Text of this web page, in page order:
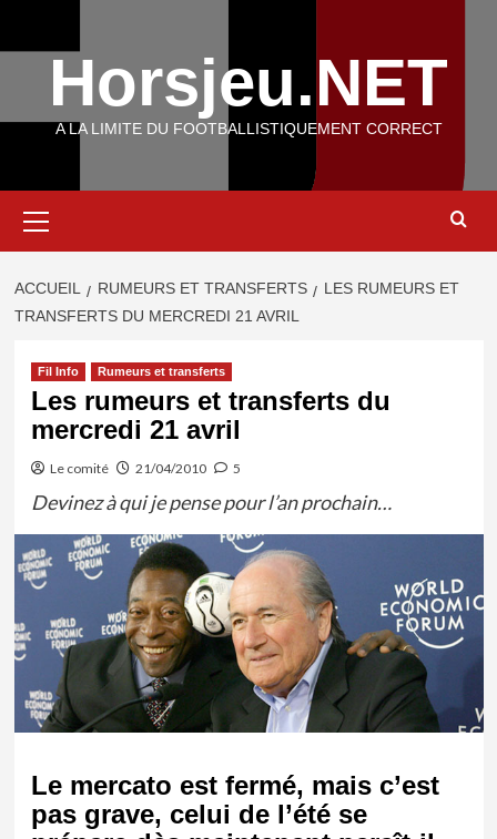
Horsjeu.NET
A LA LIMITE DU FOOTBALLISTIQUEMENT CORRECT
principal
ACCUEIL RUMEURS ET TRANSFERTS
LES RUMEURS ET
TRANSFERTS DU MERCREDI 21 AVRIL
Fil Info Rumeurs et transferts
Les rumeurs et transferts du
mercredi 21 avril
Le comité 21/04/2010 5
Devinez à qui je pense pour l’an prochain…
Le mercato est fermé, mais c’est
pas grave, celui de l’été se